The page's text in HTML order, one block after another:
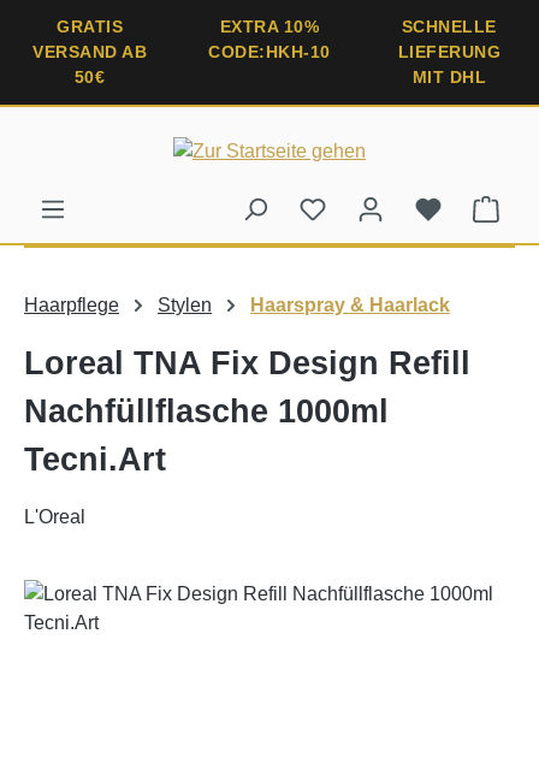
springen
GRATIS
VERSAND AB
50€
EXTRA 10%
CODE:HKH-10
SCHNELLE
LIEFERUNG
MIT DHL
Haarpflege Stylen Haarspray & Haarlack
Loreal TNA Fix Design Refill
Nachfüllflasche 1000ml
Tecni.Art
L'Oreal
Bildergalerie überspringen